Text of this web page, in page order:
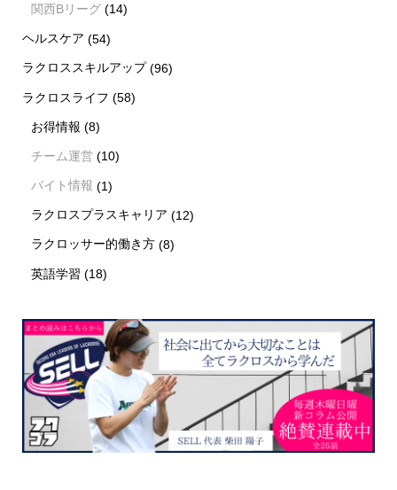
関西Bリーグ (14)
ヘルスケア (54)
ラクロススキルアップ(96)
ラクロスライフ (58)
お得情報 (8)
チーム運営 (10)
バイト情報 (1)
ラクロスプラスキャリア (12)
ラクロッサー的働き方 (8)
英語学習 (18)